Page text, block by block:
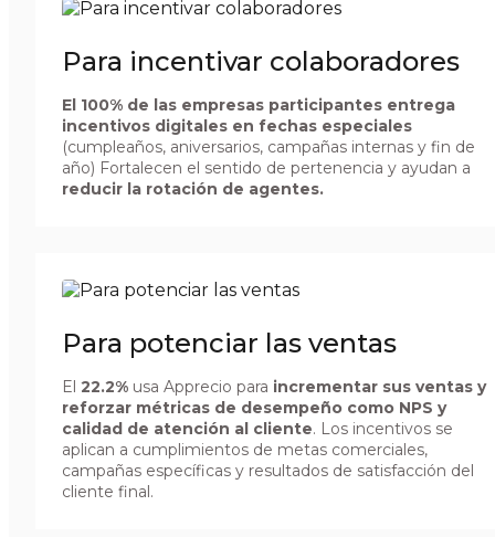
Para incentivar colaboradores
El 100% de las empresas participantes entrega
incentivos digitales en fechas especiales
(cumpleaños, aniversarios, campañas internas y fin de
año) Fortalecen el sentido de pertenencia y ayudan a
reducir la rotación de agentes.
Para potenciar las ventas
El 22.2% usa Apprecio para incrementar sus ventas y
reforzar métricas de desempeño como NPS y
calidad de atención al cliente. Los incentivos se
aplican a cumplimientos de metas comerciales,
campañas específicas y resultados de satisfacción del
cliente final.